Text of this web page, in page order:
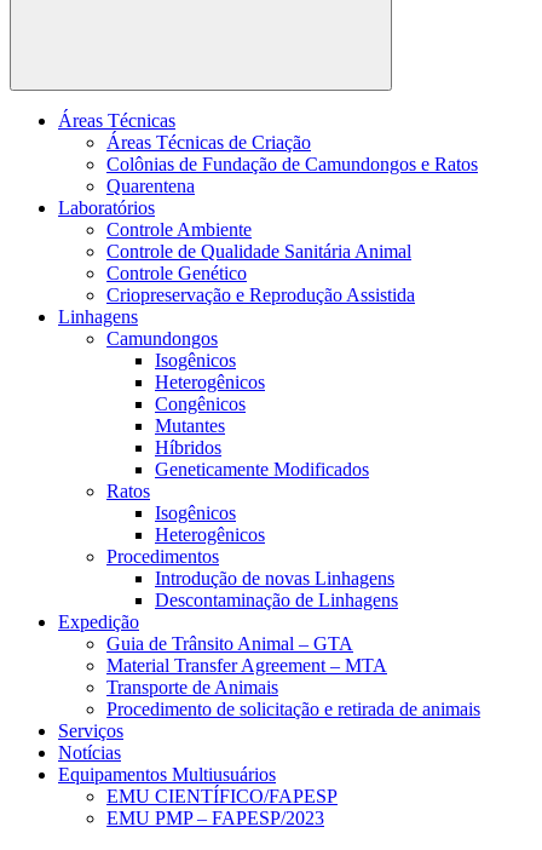
Buscar
Áreas Técnicas
Áreas Técnicas de Criação
Colônias de Fundação de Camundongos e Ratos
Quarentena
Laboratórios
Controle Ambiente
Controle de Qualidade Sanitária Animal
Controle Genético
Criopreservação e Reprodução Assistida
Linhagens
Camundongos
Isogênicos
Heterogênicos
Congênicos
Mutantes
Híbridos
Geneticamente Modificados
Ratos
Isogênicos
Heterogênicos
Procedimentos
Introdução de novas Linhagens
Descontaminação de Linhagens
Expedição
Guia de Trânsito Animal – GTA
Material Transfer Agreement – MTA
Transporte de Animais
Procedimento de solicitação e retirada de animais
Serviços
Notícias
Equipamentos Multiusuários
EMU CIENTÍFICO/FAPESP
EMU PMP – FAPESP/2023